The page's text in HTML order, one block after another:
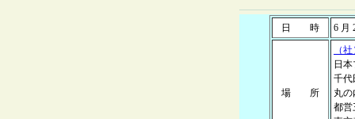
日 時 6 月
場 所
（
日
千
丸
都